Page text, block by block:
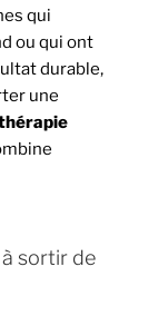
qui
ou qui ont
durable,
une
sortir de